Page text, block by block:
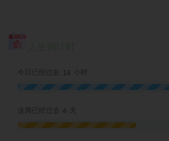
今日已经过去 18 小时
这周已经过去 4